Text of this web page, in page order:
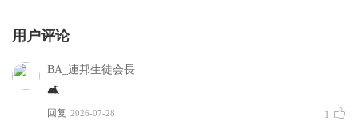
用户评论
BA_連邦生徒会長
🛋️
回复 2026-07-28 1